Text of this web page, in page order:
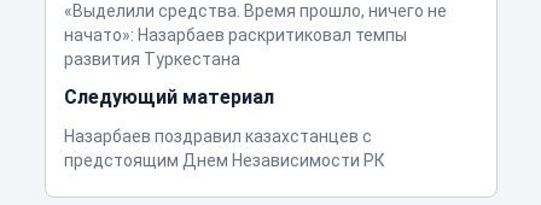
«Выделили средства. Время прошло, ничего не
начато»: Назарбаев раскритиковал темпы
развития Туркестана
Следующий материал
Назарбаев поздравил казахстанцев с
предстоящим Днем Независимости РК